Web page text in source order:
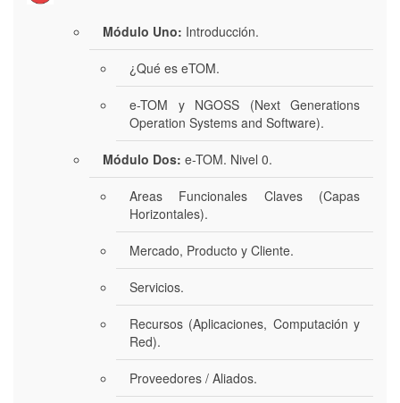
Módulo Uno: Introducción.
¿Qué es eTOM.
e-TOM y NGOSS (Next Generations
Operation Systems and Software).
Módulo Dos: e-TOM. Nivel 0.
Areas Funcionales Claves (Capas
Horizontales).
Mercado, Producto y Cliente.
Servicios.
Recursos (Aplicaciones, Computación y
Red).
Proveedores / Aliados.